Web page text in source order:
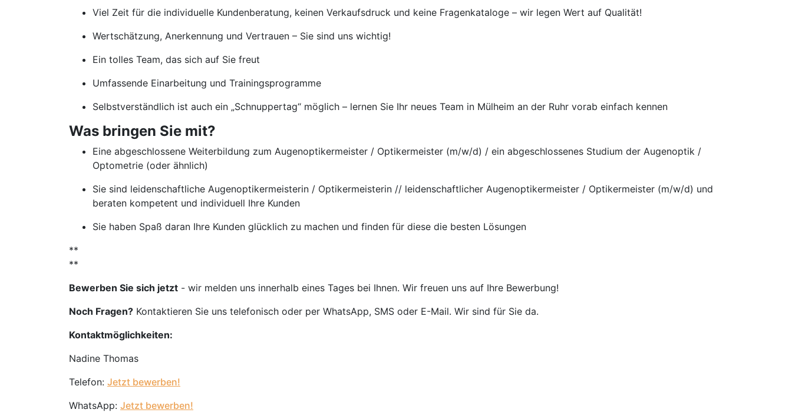
Viel Zeit für die individuelle Kundenberatung, keinen Verkaufsdruck und keine Fragenkataloge – wir legen Wert auf Qualität!
Wertschätzung, Anerkennung und Vertrauen – Sie sind uns wichtig!
Ein tolles Team, das sich auf Sie freut
Umfassende Einarbeitung und Trainingsprogramme
Selbstverständlich ist auch ein „Schnuppertag“ möglich – lernen Sie Ihr neues Team in Mülheim an der Ruhr vorab einfach kennen
Was bringen Sie mit?
Eine abgeschlossene Weiterbildung zum Augenoptikermeister / Optikermeister (m/w/d) / ein abgeschlossenes Studium der Augenoptik /
Optometrie (oder ähnlich)
Sie sind leidenschaftliche Augenoptikermeisterin / Optikermeisterin // leidenschaftlicher Augenoptikermeister / Optikermeister (m/w/d) und
beraten kompetent und individuell Ihre Kunden
Sie haben Spaß daran Ihre Kunden glücklich zu machen und finden für diese die besten Lösungen
**
**
Bewerben Sie sich jetzt - wir melden uns innerhalb eines Tages bei Ihnen. Wir freuen uns auf Ihre Bewerbung!
Noch Fragen? Kontaktieren Sie uns telefonisch oder per WhatsApp, SMS oder E-Mail. Wir sind für Sie da.
Kontaktmöglichkeiten:
Nadine Thomas
Telefon: Jetzt bewerben!
WhatsApp: Jetzt bewerben!